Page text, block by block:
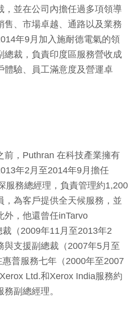
，並在公司內擔任過多項領導
售、市場卓越、通路以及業務
年9月加入施耐德電氣的領
總裁，負責印度區服務營收成
體驗、員工滿意度及營運卓
前，Puthran 在科技產業擁有
年2月至2014年9月擔任
服務總經理，負責管理約1,200
，為客戶提供全天候服務，並
外，他還曾任inTarvo
（2009年11月至2013年2
與支援副總裁（2007年5月至
普服務七年（2000年至2007
Ltd.和Xerox India服務約
副總經理。